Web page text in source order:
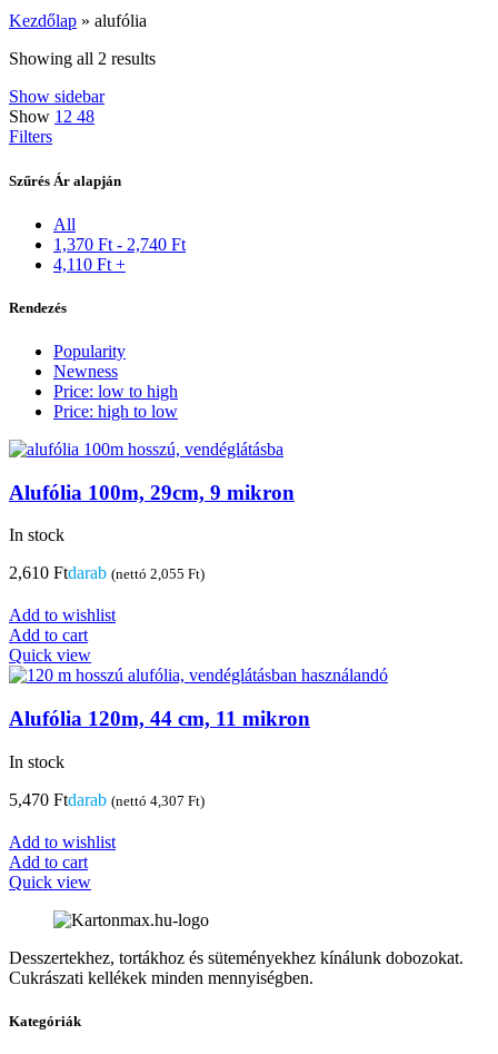
Kezdőlap » alufólia
Showing all 2 results
Show sidebar
Show 12 48
Filters
Szűrés Ár alapján
All
1,370 Ft - 2,740 Ft
4,110 Ft +
Rendezés
Popularity
Newness
Price: low to high
Price: high to low
Alufólia 100m, 29cm, 9 mikron
In stock
2,610 Ftdarab (nettó 2,055 Ft)
Add to wishlist
Add to cart
Quick view
Alufólia 120m, 44 cm, 11 mikron
In stock
5,470 Ftdarab (nettó 4,307 Ft)
Add to wishlist
Add to cart
Quick view
Desszertekhez, tortákhoz és süteményekhez kínálunk dobozokat.
Cukrászati kellékek minden mennyiségben.
Kategóriák